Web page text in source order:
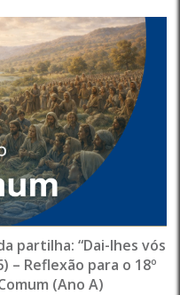
partilha: “Dai-lhes vós
– Reflexão para o 18º
(Ano A)